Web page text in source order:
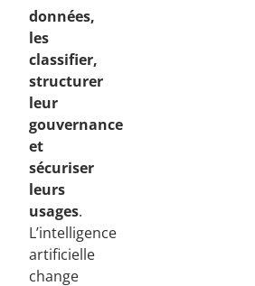
données,
les
classifier,
structurer
leur
gouvernance
et
sécuriser
leurs
usages.
L’intelligence
artificielle
change